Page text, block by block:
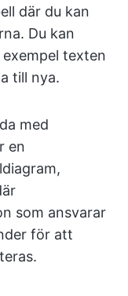
där du kan
Du kan
texten
till nya.
med
en
som ansvarar
för att